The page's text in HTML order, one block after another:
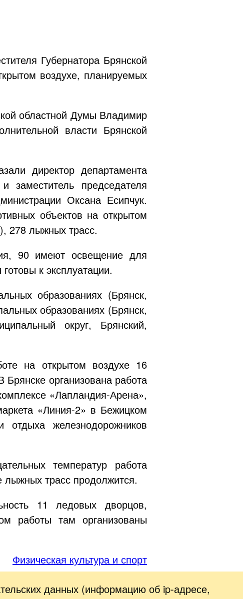
Губернатора Брянской
воздухе, планируемых
областной Думы Владимир
власти Брянской
директор департамента
председателя
Оксана Есипчук.
объектов на открытом
278 лыжных трасс.
90 имеют освещение для
к эксплуатации.
образованиях (Брянск,
образованиях (Брянск,
округ, Брянский,
на открытом воздухе 16
организована работа
«Лапландия-Арена»,
«Линия-2» в Бежицком
железнодорожников
температур работа
лыжных трасс продолжится.
11 ледовых дворцов,
работы там организованы
Физическая культура и спорт
данных (информацию об ip-адресе,